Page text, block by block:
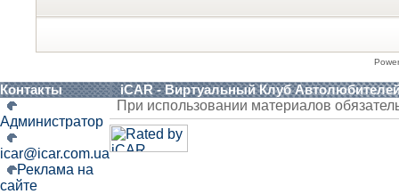
Контакты iCAR - Виртуальный Клуб
Администратор
icar@icar.com.ua
Реклама на
сайте
При использовании материалов